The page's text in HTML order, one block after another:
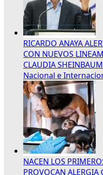
RICARDO ANAYA
CON NUEVOS
CLAUDIA SHEINBAUM
Nacional e
NACEN LOS
PROVOCAN ALERGIA